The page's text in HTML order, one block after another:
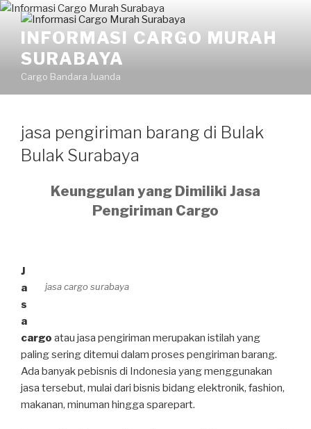
INFORMASI CARGO MURAH
SURABAYA
Cargo Bandara Juanda
jasa pengiriman barang di Bulak
Bulak Surabaya
Keunggulan yang Dimiliki Jasa
Pengiriman Cargo
jasa cargo surabaya
J
a
s
a
cargo atau jasa pengiriman merupakan istilah yang
paling sering ditemui dalam proses pengiriman barang.
Ada banyak pebisnis di Indonesia yang menggunakan
jasa tersebut, mulai dari bisnis bidang elektronik, fashion,
makanan, minuman hingga sparepart.